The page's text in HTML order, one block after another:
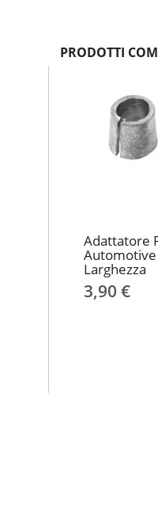
PRODOTTI
Adattatore
Automotive
Larghezza
3,90 €